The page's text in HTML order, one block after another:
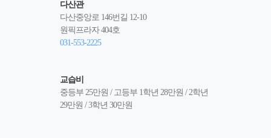
다산관
다산중앙로 146번길 12-10
원픽프라자 404호
031-553-2225
교습비
중등부 25만원 / 고등부 1학년 28만원 / 2학년
29만원 / 3학년 30만원